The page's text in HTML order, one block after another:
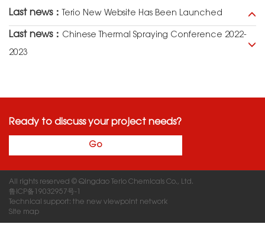
Last news： Terio New Website Has Been Launched
Last news： Chinese Thermal Spraying Conference 2022-
2023
Ready to discuss your project needs?
Go
All rights reserved © Qingdao Terio Chemicals Co., Ltd.
鲁ICP备19032957号-1
Technical support: the new viewpoint network
Site map